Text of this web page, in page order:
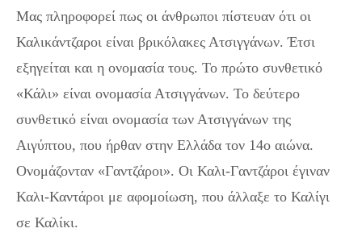
Μας πληροφορεί πως οι άνθρωποι πίστευαν ότι οι
Καλικάντζαροι είναι βρικόλακες Ατσιγγάνων. Έτσι
εξηγείται και η ονομασία τους. Το πρώτο συνθετικό
«Κάλι» είναι ονομασία Ατσιγγάνων. Το δεύτερο
συνθετικό είναι ονομασία των Ατσιγγάνων της
Αιγύπτου, που ήρθαν στην Ελλάδα τον 14ο αιώνα.
Ονομάζονταν «Γαντζάροι». Οι Καλι-Γαντζάροι έγιναν
Καλι-Καντάροι με αφομοίωση, που άλλαξε το Καλίγι
σε Καλίκι.